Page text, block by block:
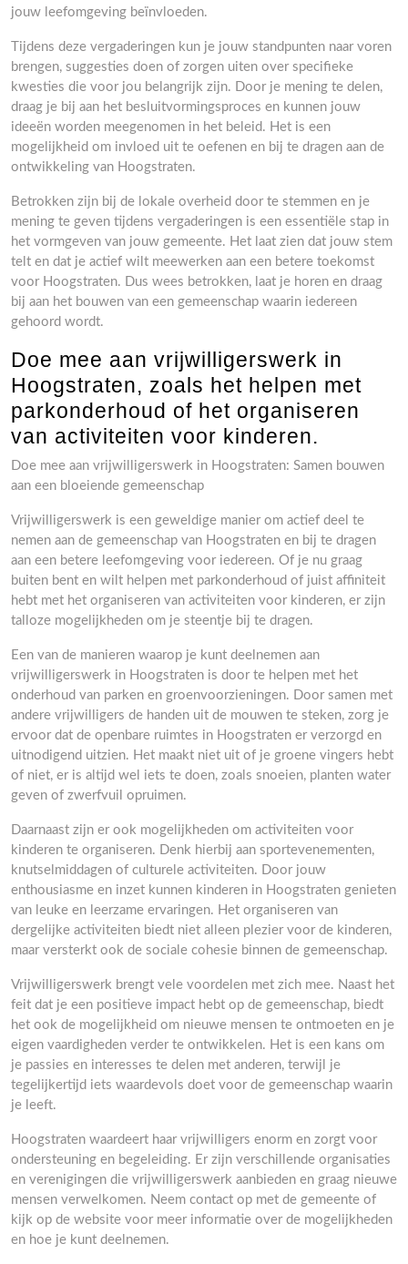
jouw leefomgeving beïnvloeden.
Tijdens deze vergaderingen kun je jouw standpunten naar voren
brengen, suggesties doen of zorgen uiten over specifieke
kwesties die voor jou belangrijk zijn. Door je mening te delen,
draag je bij aan het besluitvormingsproces en kunnen jouw
ideeën worden meegenomen in het beleid. Het is een
mogelijkheid om invloed uit te oefenen en bij te dragen aan de
ontwikkeling van Hoogstraten.
Betrokken zijn bij de lokale overheid door te stemmen en je
mening te geven tijdens vergaderingen is een essentiële stap in
het vormgeven van jouw gemeente. Het laat zien dat jouw stem
telt en dat je actief wilt meewerken aan een betere toekomst
voor Hoogstraten. Dus wees betrokken, laat je horen en draag
bij aan het bouwen van een gemeenschap waarin iedereen
gehoord wordt.
Doe mee aan vrijwilligerswerk in
Hoogstraten, zoals het helpen met
parkonderhoud of het organiseren
van activiteiten voor kinderen.
Doe mee aan vrijwilligerswerk in Hoogstraten: Samen bouwen
aan een bloeiende gemeenschap
Vrijwilligerswerk is een geweldige manier om actief deel te
nemen aan de gemeenschap van Hoogstraten en bij te dragen
aan een betere leefomgeving voor iedereen. Of je nu graag
buiten bent en wilt helpen met parkonderhoud of juist affiniteit
hebt met het organiseren van activiteiten voor kinderen, er zijn
talloze mogelijkheden om je steentje bij te dragen.
Een van de manieren waarop je kunt deelnemen aan
vrijwilligerswerk in Hoogstraten is door te helpen met het
onderhoud van parken en groenvoorzieningen. Door samen met
andere vrijwilligers de handen uit de mouwen te steken, zorg je
ervoor dat de openbare ruimtes in Hoogstraten er verzorgd en
uitnodigend uitzien. Het maakt niet uit of je groene vingers hebt
of niet, er is altijd wel iets te doen, zoals snoeien, planten water
geven of zwerfvuil opruimen.
Daarnaast zijn er ook mogelijkheden om activiteiten voor
kinderen te organiseren. Denk hierbij aan sportevenementen,
knutselmiddagen of culturele activiteiten. Door jouw
enthousiasme en inzet kunnen kinderen in Hoogstraten genieten
van leuke en leerzame ervaringen. Het organiseren van
dergelijke activiteiten biedt niet alleen plezier voor de kinderen,
maar versterkt ook de sociale cohesie binnen de gemeenschap.
Vrijwilligerswerk brengt vele voordelen met zich mee. Naast het
feit dat je een positieve impact hebt op de gemeenschap, biedt
het ook de mogelijkheid om nieuwe mensen te ontmoeten en je
eigen vaardigheden verder te ontwikkelen. Het is een kans om
je passies en interesses te delen met anderen, terwijl je
tegelijkertijd iets waardevols doet voor de gemeenschap waarin
je leeft.
Hoogstraten waardeert haar vrijwilligers enorm en zorgt voor
ondersteuning en begeleiding. Er zijn verschillende organisaties
en verenigingen die vrijwilligerswerk aanbieden en graag nieuwe
mensen verwelkomen. Neem contact op met de gemeente of
kijk op de website voor meer informatie over de mogelijkheden
en hoe je kunt deelnemen.